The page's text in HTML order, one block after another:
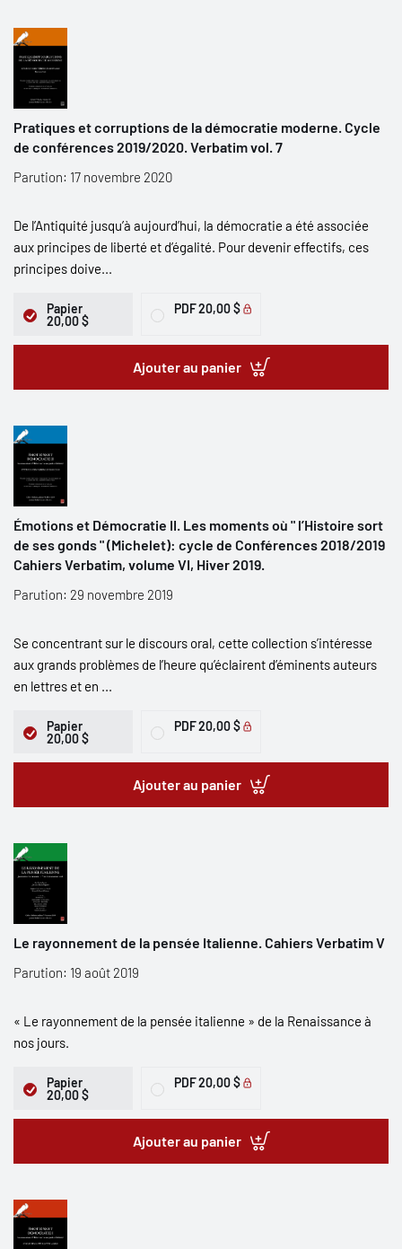
Pratiques et corruptions de la démocratie moderne. Cycle
de conférences 2019/2020. Verbatim vol. 7
Parution: 17 novembre 2020
De l’Antiquité jusqu’à aujourd’hui, la démocratie a été associée
aux principes de liberté et d’égalité. Pour devenir effectifs, ces
principes doive...
Papier
20,00 $
PDF20,00 $
Ajouter au panier
Émotions et Démocratie II. Les moments où " l’Histoire sort
de ses gonds " (Michelet): cycle de Conférences 2018/2019
Cahiers Verbatim, volume VI, Hiver 2019.
Parution: 29 novembre 2019
Se concentrant sur le discours oral, cette collection s’intéresse
aux grands problèmes de l’heure qu’éclairent d’éminents auteurs
en lettres et en ...
Papier
20,00 $
PDF20,00 $
Ajouter au panier
Le rayonnement de la pensée Italienne. Cahiers Verbatim V
Parution: 19 août 2019
« Le rayonnement de la pensée italienne » de la Renaissance à
nos jours.
Papier
20,00 $
PDF20,00 $
Ajouter au panier